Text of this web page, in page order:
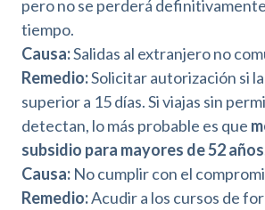
d
a
d
pero no se perderá
tiempo.
Causa:Salidas al extranjero no
Remedio:Solicitar autorización si
superior a 15 días. Si viajas sin
detectan, lo más probable es que
subsidio para mayores de 52 años
Causa: No cumplir con el
Remedio:Acudir a los cursos de